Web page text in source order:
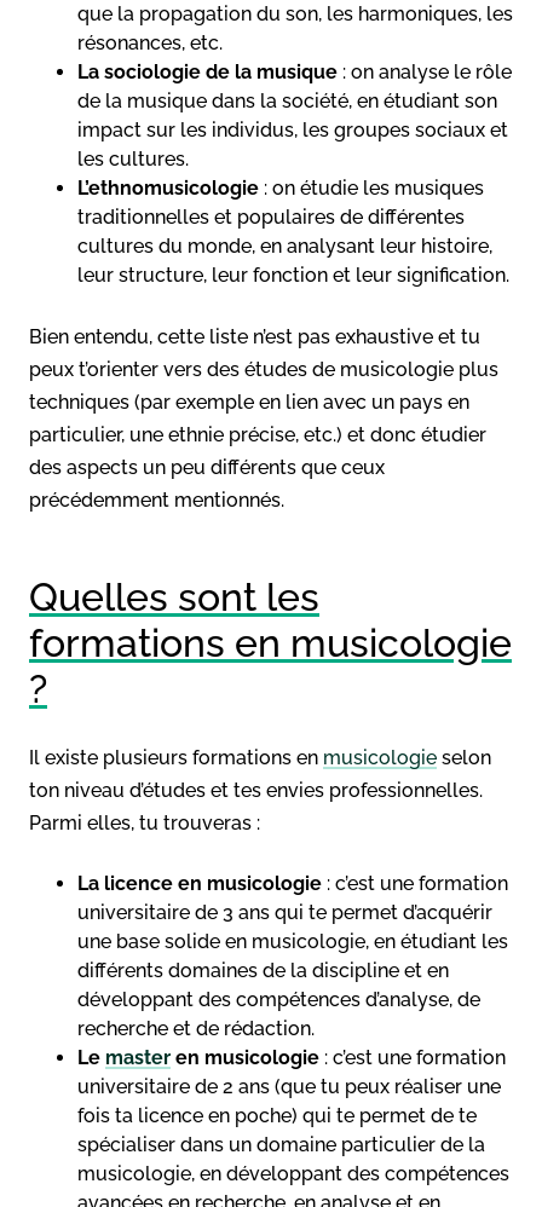
que la propagation du son, les harmoniques, les
résonances, etc.
La sociologie de la musique : on analyse le rôle
de la musique dans la société, en étudiant son
impact sur les individus, les groupes sociaux et
les cultures.
L’ethnomusicologie : on étudie les musiques
traditionnelles et populaires de différentes
cultures du monde, en analysant leur histoire,
leur structure, leur fonction et leur signification.
Bien entendu, cette liste n’est pas exhaustive et tu
peux t’orienter vers des études de musicologie plus
techniques (par exemple en lien avec un pays en
particulier, une ethnie précise, etc.) et donc étudier
des aspects un peu différents que ceux
précédemment mentionnés.
Quelles sont les
formations en musicologie
?
Il existe plusieurs formations en musicologie selon
ton niveau d’études et tes envies professionnelles.
Parmi elles, tu trouveras :
La licence en musicologie : c’est une formation
universitaire de 3 ans qui te permet d’acquérir
une base solide en musicologie, en étudiant les
différents domaines de la discipline et en
développant des compétences d’analyse, de
recherche et de rédaction.
Le master en musicologie : c’est une formation
universitaire de 2 ans (que tu peux réaliser une
fois ta licence en poche) qui te permet de te
spécialiser dans un domaine particulier de la
musicologie, en développant des compétences